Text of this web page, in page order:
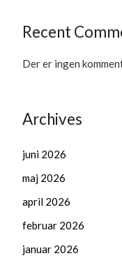
Recent
Der er ingen
Archives
juni 2026
maj 2026
april 2026
februar 2026
januar 2026